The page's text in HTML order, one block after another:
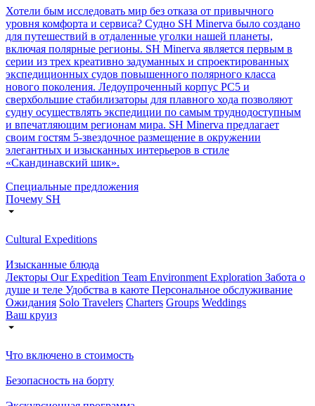
Хотели бым исследовать мир без отказа от привычного
уровня комфорта и сервиса? Судно SH Minerva было создано
для путешествий в отдаленные уголки нашей планеты,
включая полярные регионы. SH Minerva является первым в
серии из трех креативно задуманных и спроектированных
экспедиционных судов повышенного полярного класса
нового поколения. Ледоупроченный корпус PC5 и
сверхбольшие стабилизаторы для плавного хода позволяют
судну осуществлять экспедиции по самым труднодоступным
и впечатляющим регионам мира. SH Minerva предлагает
своим гостям 5-звездочное размещение в окружении
элегантных и изысканных интерьеров в стиле
«Скандинавский шик».
Специальные предложения
Почему SH
Cultural Expeditions
Изысканные блюда
Лекторы Our Expedition Team Environment Exploration Забота о
душе и теле Удобства в каюте Персональное обслуживание
Ожидания Solo Travelers Charters Groups Weddings
Ваш круиз
Что включено в стоимость
Безопасность на борту